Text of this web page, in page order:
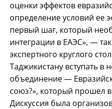
оценки эффектов
определение условий ее
первый шаг, который
интеграции в ЕАЭС», —
экспертного круглого
Таджикистану вступать в
объединение —
союз?», который прошел
Дискуссия была